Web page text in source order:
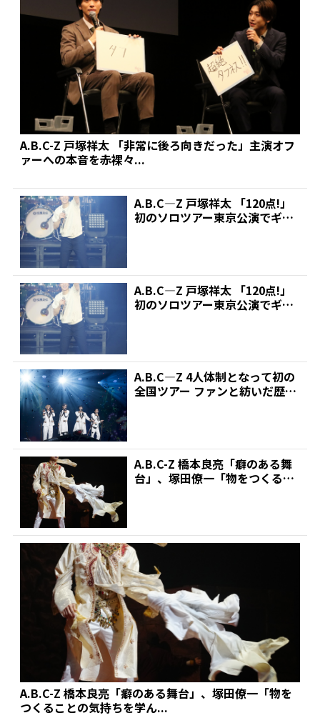
A.B.C-Z 戸塚祥太 「非常に後ろ向きだった」主演オフ
ァーへの本音を赤裸々...
A.B.C―Z 戸塚祥太 「120点!」
初のソロツアー東京公演でギタ
A.B.C―Z 戸塚祥太 「120点!」
初のソロツアー東京公演でギタ
A.B.C―Z 4人体制となって初の
全国ツアー ファンと紡いだ歴史
A.B.C-Z 橋本良亮「癖のある舞
台」、塚田僚一「物をつくるこ
A.B.C-Z 橋本良亮「癖のある舞台」、塚田僚一「物を
つくることの気持ちを学ん...